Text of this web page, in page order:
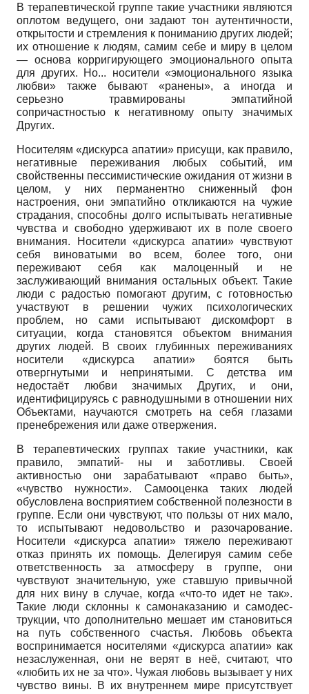
В терапевтической группе такие участники являются
оплотом ведущего, они задают тон аутентичности,
открытости и стремления к пониманию других людей;
их отношение к людям, самим себе и миру в целом
— основа корригирующего эмоционального опыта
для других. Но... носители «эмоционального языка
любви» также бывают «ранены», а иногда и
серьезно травмированы эмпатийной
сопричастностью к негативному опыту значимых
Других.
Носителям «дискурса апатии» присущи, как правило,
негативные переживания любых событий, им
свойственны пессимистические ожидания от жизни в
целом, у них перманентно сниженный фон
настроения, они эмпатийно откликаются на чужие
страдания, способны долго испытывать негативные
чувства и свободно удерживают их в поле своего
внимания. Носители «дискурса апатии» чувствуют
себя виноватыми во всем, более того, они
переживают себя как малоценный и не
заслуживающий внимания остальных объект. Такие
люди с радостью помогают другим, с готовностью
участвуют в решении чужих психологических
проблем, но сами испытывают дискомфорт в
ситуации, когда становятся объектом внимания
других людей. В своих глубинных переживаниях
носители «дискурса апатии» боятся быть
отвергнутыми и непринятыми. С детства им
недостаёт любви значимых Других, и они,
идентифицируясь с равнодушными в отношении них
Объектами, научаются смотреть на себя глазами
пренебрежения или даже отвержения.
В терапевтических группах такие участники, как
правило, эмпатий- ны и заботливы. Своей
активностью они зарабатывают «право быть»,
«чувство нужности». Самооценка таких людей
обусловлена восприятием собственной полезности в
группе. Если они чувствуют, что пользы от них мало,
то испытывают недовольство и разочарование.
Носители «дискурса апатии» тяжело переживают
отказ принять их помощь. Делегируя самим себе
ответственность за атмосферу в группе, они
чувствуют значительную, уже ставшую привычной
для них вину в случае, когда «что-то идет не так».
Такие люди склонны к самонаказанию и самодес-
трукции, что дополнительно мешает им становиться
на путь собственного счастья. Любовь объекта
воспринимается носителями «дискурса апатии» как
незаслуженная, они не верят в неё, считают, что
«любить их не за что». Чужая любовь вызывает у них
чувство вины. В их внутреннем мире присутствует